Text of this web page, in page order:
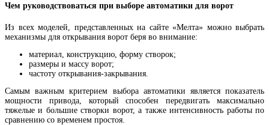
Чем руководствоваться при выборе автоматики для ворот
Из всех моделей, представленных на сайте «Мелта» можно выбрать
механизмы для открывания ворот беря во внимание:
материал, конструкцию, форму створок;
размеры и массу ворот;
частоту открывания-закрывания.
Самым важным критерием выбора автоматики является показатель
мощности привода, который способен передвигать максимально
тяжелые и большие створки ворот, а также интенсивность работы по
сравнению со временем простоя.